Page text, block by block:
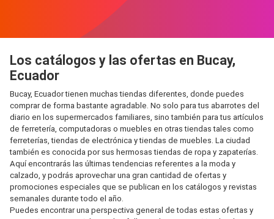
Los catálogos y las ofertas en Bucay,
Ecuador
Bucay, Ecuador tienen muchas tiendas diferentes, donde puedes
comprar de forma bastante agradable. No solo para tus abarrotes del
diario en los supermercados familiares, sino también para tus artículos
de ferretería, computadoras o muebles en otras tiendas tales como
ferreterías, tiendas de electrónica y tiendas de muebles. La ciudad
también es conocida por sus hermosas tiendas de ropa y zapaterías.
Aquí encontrarás las últimas tendencias referentes a la moda y
calzado, y podrás aprovechar una gran cantidad de ofertas y
promociones especiales que se publican en los catálogos y revistas
semanales durante todo el año.
Puedes encontrar una perspectiva general de todas estas ofertas y